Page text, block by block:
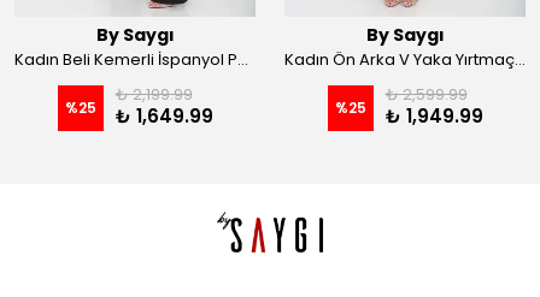
By Saygı
Kadın Beli Kemerli İspanyol Paça Likralı Krep Pantolon - Kahve
%25
₺ 2,199.99
₺ 1,649.99
By Saygı
Kadın Ön Arka V Yaka Yırtmaçlı Likralı Scuba Midi Elbise - Siyah
%25
₺ 2,599.99
₺ 1,949.99